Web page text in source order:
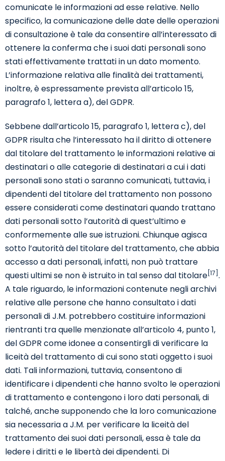
comunicate le informazioni ad esse relative. Nello
specifico, la comunicazione delle date delle operazioni
di consultazione è tale da consentire all’interessato di
ottenere la conferma che i suoi dati personali sono
stati effettivamente trattati in un dato momento.
L’informazione relativa alle finalità dei trattamenti,
inoltre, è espressamente prevista all’articolo 15,
paragrafo 1, lettera a), del GDPR.
Sebbene dall’articolo 15, paragrafo 1, lettera c), del
GDPR risulta che l’interessato ha il diritto di ottenere
dal titolare del trattamento le informazioni relative ai
destinatari o alle categorie di destinatari a cui i dati
personali sono stati o saranno comunicati, tuttavia, i
dipendenti del titolare del trattamento non possono
essere considerati come destinatari quando trattano
dati personali sotto l’autorità di quest’ultimo e
conformemente alle sue istruzioni. Chiunque agisca
sotto l’autorità del titolare del trattamento, che abbia
accesso a dati personali, infatti, non può trattare
questi ultimi se non è istruito in tal senso dal titolare [17] .
A tale riguardo, le informazioni contenute negli archivi
relative alle persone che hanno consultato i dati
personali di J.M. potrebbero costituire informazioni
rientranti tra quelle menzionate all’articolo 4, punto 1,
del GDPR come idonee a consentirgli di verificare la
liceità del trattamento di cui sono stati oggetto i suoi
dati. Tali informazioni, tuttavia, consentono di
identificare i dipendenti che hanno svolto le operazioni
di trattamento e contengono i loro dati personali, di
talché, anche supponendo che la loro comunicazione
sia necessaria a J.M. per verificare la liceità del
trattamento dei suoi dati personali, essa è tale da
ledere i diritti e le libertà dei dipendenti. Di